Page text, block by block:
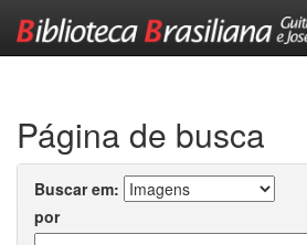
Página de busca
Buscar em:
por